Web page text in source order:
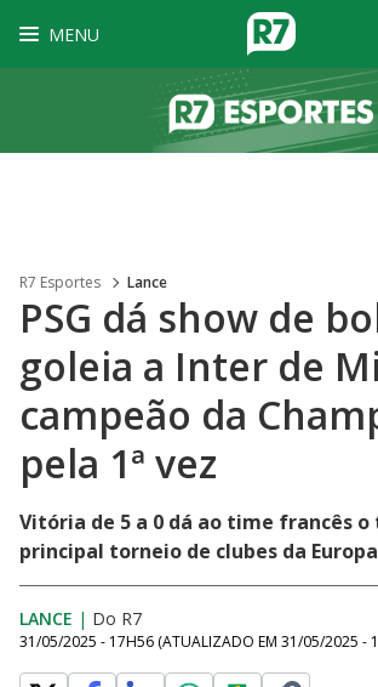
MENU
R7 Esportes Lance
PSG dá show de
goleia a Inter de
campeão da
pela 1ª vez
Vitória de 5 a 0 dá ao time francês
principal torneio de clubes da Europa
LANCE | Do R7
31/05/2025 - 17H56 (ATUALIZADO EM 31/05/2025 -